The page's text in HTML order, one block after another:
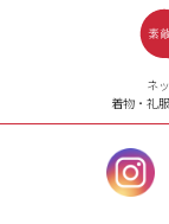
【ご注文（インタ
24時間年
【お問い合わせ窓
ル）】10:00~17:00
土曜日、
時休業日を除
営業時間
ネ
着物・礼